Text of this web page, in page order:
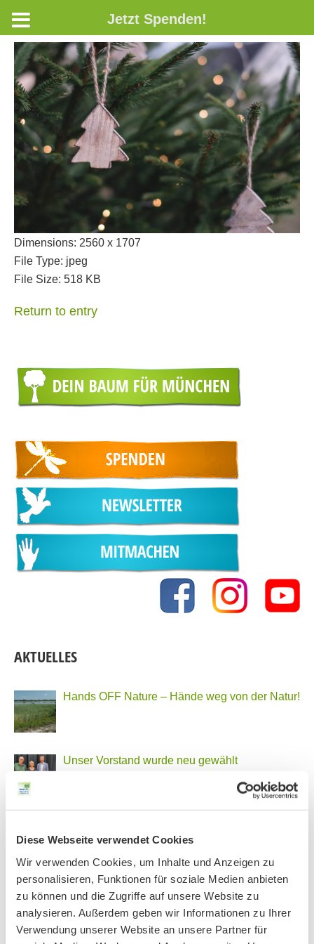
Diese Webseite verwendet Cookies
Wir verwenden Cookies, um Inhalte und Anzeigen zu
personalisieren, Funktionen für soziale Medien anbieten
zu können und die Zugriffe auf unsere Website zu
analysieren. Außerdem geben wir Informationen zu Ihrer
Verwendung unserer Website an unsere Partner für
Dimensions: 2560 x 1707
File Type: jpeg
File Size: 518 KB
Return to entry
AKTUELLES
Hands OFF Nature – Hände weg von der Natur!
Unser Vorstand wurde neu gewählt
Neue Bio Genusstour
Jetzt Spenden!